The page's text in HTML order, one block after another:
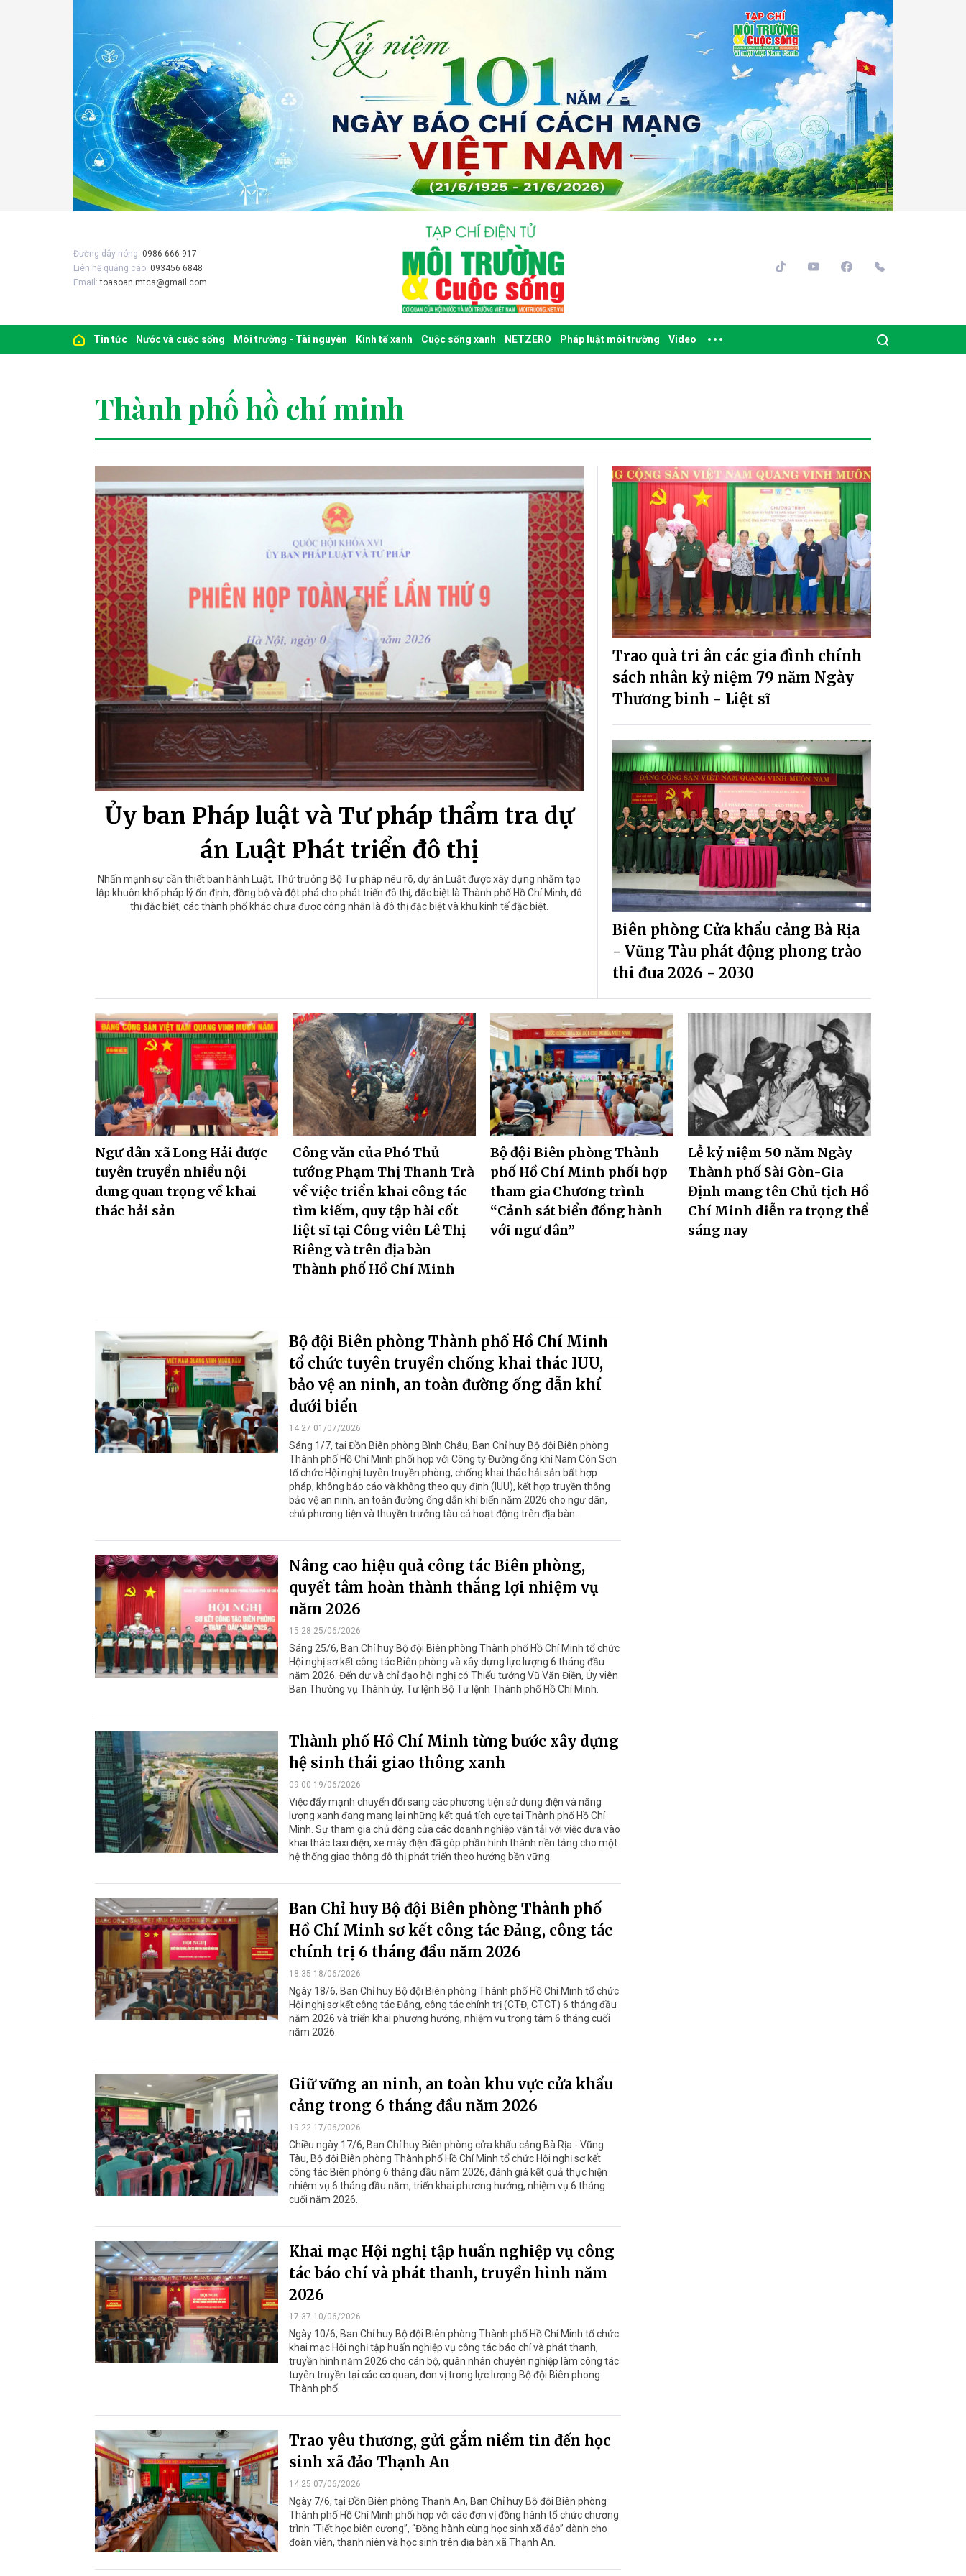
Đường dây nóng: 0986 666 917
Liên hệ quảng cáo: 093456 6848
Email:toasoan.mtcs@gmail.com
Tin tức Nước và cuộc sống Môi trường - Tài nguyên Kinh tế xanh Cuộc sống xanh NETZERO Pháp luật môi trường Video
Thành phố hồ chí minh
Ủy ban Pháp luật và Tư pháp thẩm tra dự
án Luật Phát triển đô thị
Nhấn mạnh sự cần thiết ban hành Luật, Thứ trưởng Bộ Tư pháp nêu rõ, dự án Luật được xây dựng nhằm tạo
lập khuôn khổ pháp lý ổn định, đồng bộ và đột phá cho phát triển đô thị, đặc biệt là Thành phố Hồ Chí Minh, đô
thị đặc biệt, các thành phố khác chưa được công nhận là đô thị đặc biệt và khu kinh tế đặc biệt.
Trao quà tri ân các gia đình chính
sách nhân kỷ niệm 79 năm Ngày
Thương binh - Liệt sĩ
Biên phòng Cửa khẩu cảng Bà Rịa
- Vũng Tàu phát động phong trào
thi đua 2026 - 2030
Ngư dân xã Long Hải được
tuyên truyền nhiều nội
dung quan trọng về khai
thác hải sản
Công văn của Phó Thủ
tướng Phạm Thị Thanh Trà
về việc triển khai công tác
tìm kiếm, quy tập hài cốt
liệt sĩ tại Công viên Lê Thị
Riêng và trên địa bàn
Thành phố Hồ Chí Minh
Bộ đội Biên phòng Thành
phố Hồ Chí Minh phối hợp
tham gia Chương trình
“Cảnh sát biển đồng hành
với ngư dân”
Lễ kỷ niệm 50 năm Ngày
Thành phố Sài Gòn-Gia
Định mang tên Chủ tịch Hồ
Chí Minh diễn ra trọng thể
sáng nay
Bộ đội Biên phòng Thành phố Hồ Chí Minh
tổ chức tuyên truyền chống khai thác IUU,
bảo vệ an ninh, an toàn đường ống dẫn khí
dưới biển
14:27 01/07/2026
Sáng 1/7, tại Đồn Biên phòng Bình Châu, Ban Chỉ huy Bộ đội Biên phòng
Thành phố Hồ Chí Minh phối hợp với Công ty Đường ống khí Nam Côn Sơn
tổ chức Hội nghị tuyên truyền phòng, chống khai thác hải sản bất hợp
pháp, không báo cáo và không theo quy định (IUU), kết hợp truyền thông
bảo vệ an ninh, an toàn đường ống dẫn khí biển năm 2026 cho ngư dân,
chủ phương tiện và thuyền trưởng tàu cá hoạt động trên địa bàn.
Nâng cao hiệu quả công tác Biên phòng,
quyết tâm hoàn thành thắng lợi nhiệm vụ
năm 2026
15:28 25/06/2026
Sáng 25/6, Ban Chỉ huy Bộ đội Biên phòng Thành phố Hồ Chí Minh tổ chức
Hội nghị sơ kết công tác Biên phòng và xây dựng lực lượng 6 tháng đầu
năm 2026. Đến dự và chỉ đạo hội nghị có Thiếu tướng Vũ Văn Điền, Ủy viên
Ban Thường vụ Thành ủy, Tư lệnh Bộ Tư lệnh Thành phố Hồ Chí Minh.
Thành phố Hồ Chí Minh từng bước xây dựng
hệ sinh thái giao thông xanh
09:00 19/06/2026
Việc đẩy mạnh chuyển đổi sang các phương tiện sử dụng điện và năng
lượng xanh đang mang lại những kết quả tích cực tại Thành phố Hồ Chí
Minh. Sự tham gia chủ động của các doanh nghiệp vận tải với việc đưa vào
khai thác taxi điện, xe máy điện đã góp phần hình thành nền tảng cho một
hệ thống giao thông đô thị phát triển theo hướng bền vững.
Ban Chỉ huy Bộ đội Biên phòng Thành phố
Hồ Chí Minh sơ kết công tác Đảng, công tác
chính trị 6 tháng đầu năm 2026
18:35 18/06/2026
Ngày 18/6, Ban Chỉ huy Bộ đội Biên phòng Thành phố Hồ Chí Minh tổ chức
Hội nghị sơ kết công tác Đảng, công tác chính trị (CTĐ, CTCT) 6 tháng đầu
năm 2026 và triển khai phương hướng, nhiệm vụ trọng tâm 6 tháng cuối
năm 2026.
Giữ vững an ninh, an toàn khu vực cửa khẩu
cảng trong 6 tháng đầu năm 2026
19:22 17/06/2026
Chiều ngày 17/6, Ban Chỉ huy Biên phòng cửa khẩu cảng Bà Rịa - Vũng
Tàu, Bộ đội Biên phòng Thành phố Hồ Chí Minh tổ chức Hội nghị sơ kết
công tác Biên phòng 6 tháng đầu năm 2026, đánh giá kết quả thực hiện
nhiệm vụ 6 tháng đầu năm, triển khai phương hướng, nhiệm vụ 6 tháng
cuối năm 2026.
Khai mạc Hội nghị tập huấn nghiệp vụ công
tác báo chí và phát thanh, truyền hình năm
2026
17:37 10/06/2026
Ngày 10/6, Ban Chỉ huy Bộ đội Biên phòng Thành phố Hồ Chí Minh tổ chức
khai mạc Hội nghị tập huấn nghiệp vụ công tác báo chí và phát thanh,
truyền hình năm 2026 cho cán bộ, quân nhân chuyên nghiệp làm công tác
tuyên truyền tại các cơ quan, đơn vị trong lực lượng Bộ đội Biên phong
Thành phố.
Trao yêu thương, gửi gắm niềm tin đến học
sinh xã đảo Thạnh An
14:25 07/06/2026
Ngày 7/6, tại Đồn Biên phòng Thạnh An, Ban Chỉ huy Bộ đội Biên phòng
Thành phố Hồ Chí Minh phối hợp với các đơn vị đồng hành tổ chức chương
trình “Tiết học biên cương”, “Đồng hành cùng học sinh xã đảo” dành cho
đoàn viên, thanh niên và học sinh trên địa bàn xã Thạnh An.